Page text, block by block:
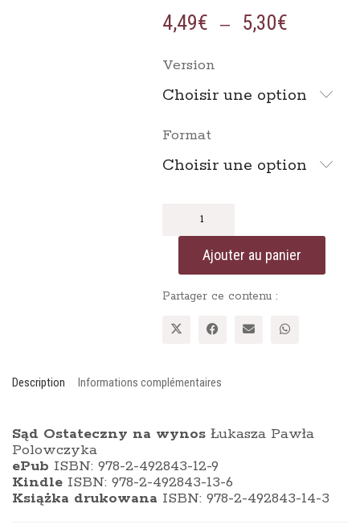
4,49€ – 5,30€Plage
de
5,30€
Version
Choisir une option
Format
Choisir une option
Sąd
OstatecznyAjouter au panier
Partager ce contenu :
Description Informations complémentaires
Sąd Ostateczny na wynos Łukasza Pawła
Polowczyka
ePub ISBN: 978-2-492843-12-9
Kindle ISBN: 978-2-492843-13-6
Książka drukowana ISBN: 978-2-492843-14-3